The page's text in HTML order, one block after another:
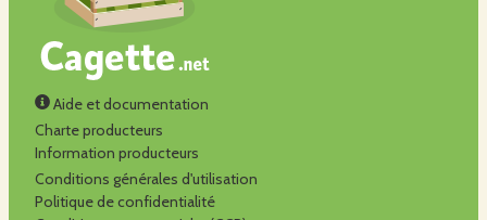
Aide et documentation
Charte producteurs
Information producteurs
Conditions générales d'utilisation
Politique de confidentialité